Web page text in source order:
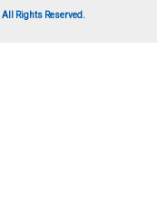
All Rights Reserved.